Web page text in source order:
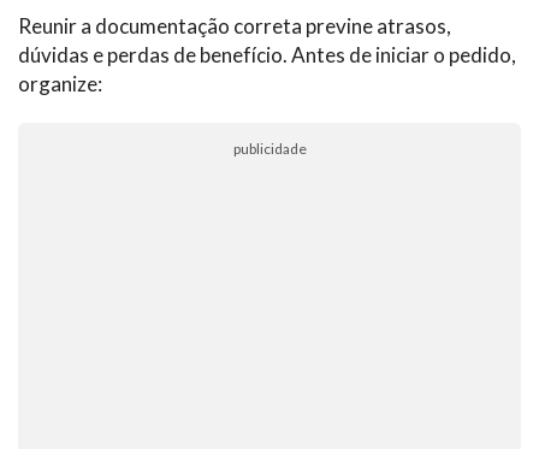
Reunir a documentação correta previne atrasos,
dúvidas e perdas de benefício. Antes de iniciar o pedido,
organize:
publicidade